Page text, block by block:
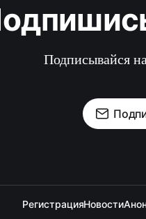
Подписывайся
РегистрацияНовости